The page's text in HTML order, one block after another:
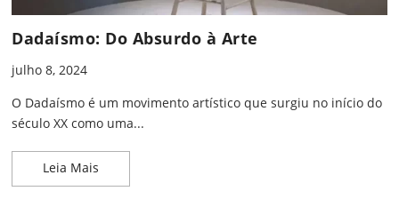
Dadaísmo: Do Absurdo à Arte
julho 8, 2024
O Dadaísmo é um movimento artístico que surgiu no início do
século XX como uma...
Leia Mais